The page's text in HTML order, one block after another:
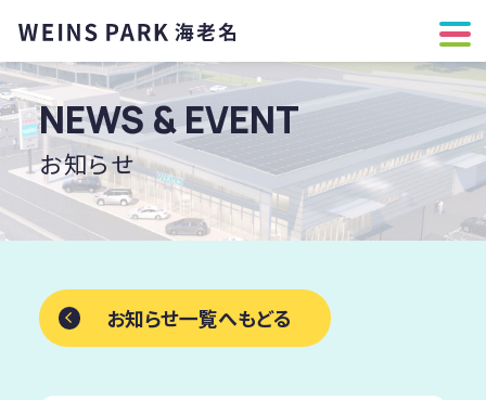
NEWS & EVENT
お知らせ
お知らせ一覧へもどる